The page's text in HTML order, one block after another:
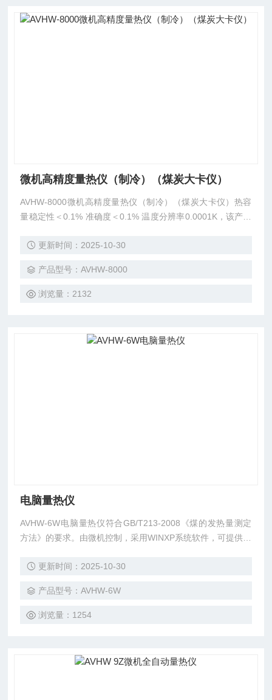
微机高精度量热仪（制冷）（煤炭大卡仪）
AVHW-8000微机高精度量热仪（制冷）（煤炭大卡仪）热容
量稳定性＜0.1% 准确度＜0.1% 温度分辨率0.0001K，该产品
凑，造型美观，安装、维护简便，故障率低。 体积小巧，大
现性符合GB/T212-2008的要求。
更新时间：2025-10-30
产品型号：AVHW-8000
浏览量：2132
电脑量热仪
AVHW-6W电脑量热仪符合GB/T213-2008《煤的发热量测定
方法》的要求。由微机控制，采用WINXP系统软件，可提供煤
水，不需调节水温，只需装好氧弹放入筒内，仪器即可自动完
更新时间：2025-10-30
产品型号：AVHW-6W
浏览量：1254